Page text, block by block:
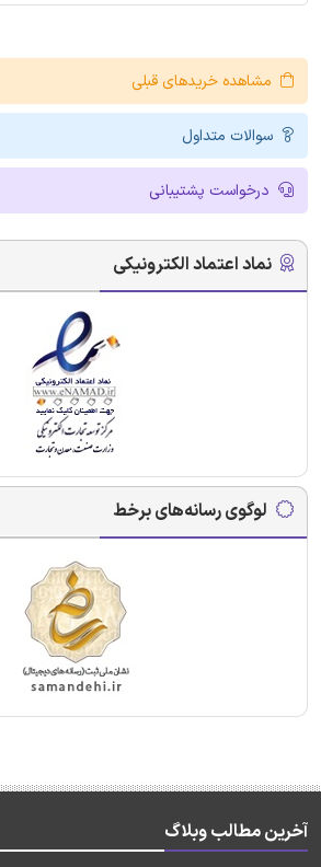
مشاهده خریدهای قبلی
سوالات متداول
درخواست پشتیبانی
نماد اعتماد الکترونیکی
لوگوی رسانه‌های برخط
آخرین مطالب وبلاگ